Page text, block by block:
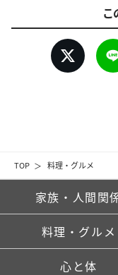
TOP 料理・グルメ
こ
家族・人間関
料理・グルメ
心と体